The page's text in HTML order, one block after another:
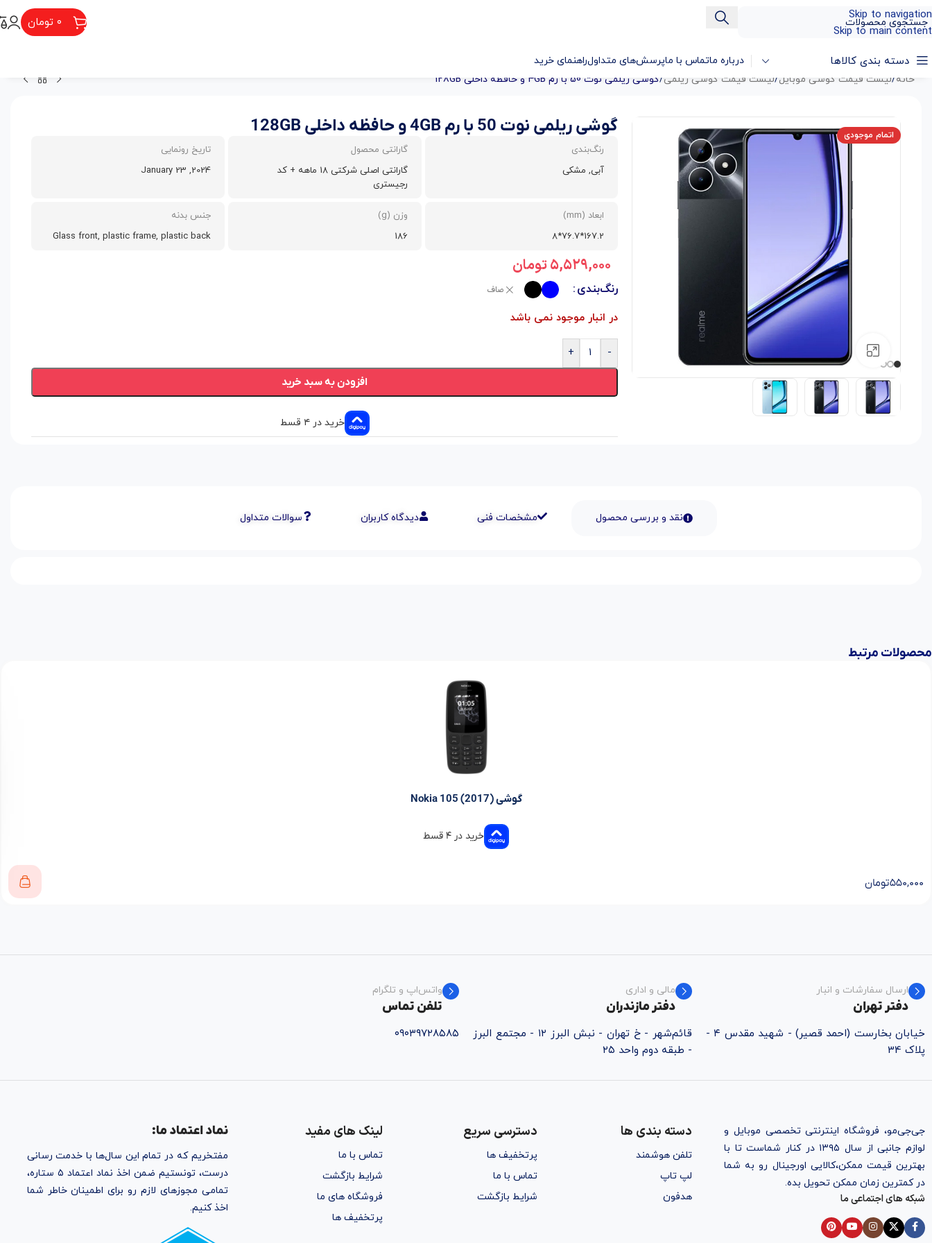
Skip to navigation
Skip to main content
۰ تومان
دسته بندی کالاها درباره ماتماس با ماپرسش‌های متداولراهنمای خرید
خانه/لیست قیمت گوشی موبایل/لیست قیمت گوشی ریلمی/گوشی ریلمی نوت 50 با رم 4GB و حافظه داخلی 128GB
اتمام موجودی
بزرگنمایی تصویر
گوشی ریلمی نوت 50 با رم 4GB و حافظه داخلی 128GB
رنگ‌بندی
آبی, مشکی
گارانتی محصول
گارانتی اصلی شرکتی 18 ماهه + کد
رجیستری
تاریخ رونمایی
2024, January 23
ابعاد (mm)
167.2*76.7*8
وزن (g)
186
جنس بدنه
Glass front, plastic frame, plastic back
۵,۵۲۹,۰۰۰تومان
رنگ‌بندی صاف
در انبار موجود نمی باشد
-
+
افزودن به سبد خرید
خرید در ۴ قسط
نقد و بررسی محصول مشخصات فنی دیدگاه کاربران سوالات متداول
محصولات مرتبط
گوشی (Nokia 105 (2017
خرید در ۴ قسط
۵۵۰,۰۰۰تومان
ارسال سفارشات و انبار
دفتر تهران
خیابان بخارست (احمد قصیر) - شهید مقدس ۴ -
پلاک 34
مالی و اداری
دفتر مازندران
قائم‌شهر - خ تهران - نبش البرز ۱۲ - مجتمع البرز
- طبقه دوم واحد ۲۵
واتس‌اپ و تلگرام
تلفن تماس
۰۹۰۳۹۷۲۸۵۸۵
جی‌جی‌مو، فروشگاه اینترنتی تخصصی موبایل و
لوازم جانبی از سال ۱۳۹۵ در کنار شماست تا با
بهترین قیمت ممکن،‌کالایی اورجینال رو به شما
در کمترین زمان ممکن تحویل بده.
شبکه های اجتماعی ما
دسته بندی ها
تلفن هوشمند
لپ تاپ
هدفون
دسترسی سریع
پرتخفیف ها
تماس با ما
شرایط بازگشت
لینک های مفید
تماس با ما
شرایط بازگشت
فروشگاه های ما
پرتخفیف ها
نماد اعتماد ما:
مفتخریم که در تمام این سال‌ها با خدمت رسانی
درست، تونستیم ضمن اخذ نماد اعتماد ۵ ستاره،
تمامی مجوز‌های لازم رو برای اطمینان خاطر شما
اخذ کنیم.